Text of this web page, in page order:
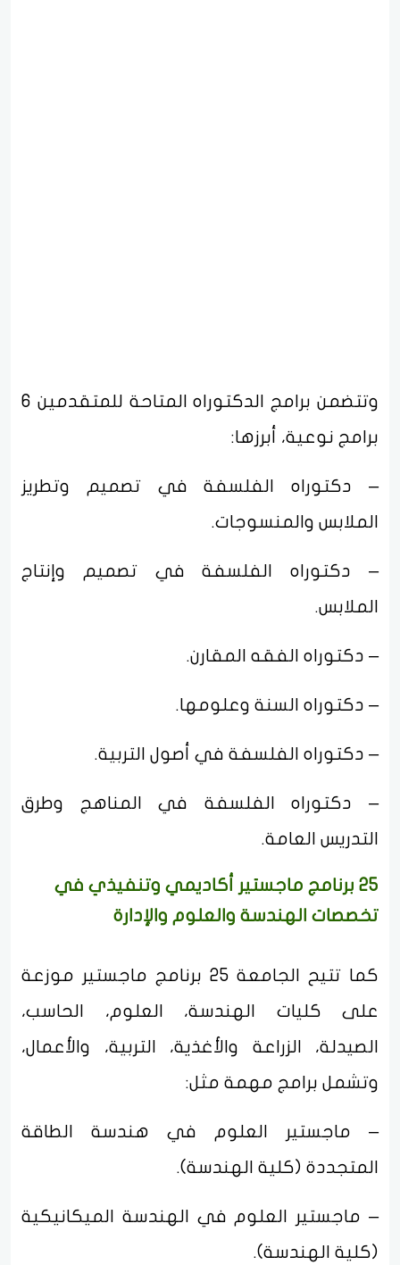
وتتضمن برامج الدكتوراه المتاحة للمتقدمين 6
برامج نوعية، أبرزها:
– دكتوراه الفلسفة في تصميم وتطريز
الملابس والمنسوجات.
– دكتوراه الفلسفة في تصميم وإنتاج
الملابس.
– دكتوراه الفقه المقارن.
– دكتوراه السنة وعلومها.
– دكتوراه الفلسفة في أصول التربية.
– دكتوراه الفلسفة في المناهج وطرق
التدريس العامة.
25 برنامج ماجستير أكاديمي وتنفيذي في
تخصصات الهندسة والعلوم والإدارة
كما تتيح الجامعة 25 برنامج ماجستير موزعة
على كليات الهندسة، العلوم، الحاسب،
الصيدلة، الزراعة والأغذية، التربية، والأعمال،
وتشمل برامج مهمة مثل:
– ماجستير العلوم في هندسة الطاقة
المتجددة (كلية الهندسة).
– ماجستير العلوم في الهندسة الميكانيكية
(كلية الهندسة).